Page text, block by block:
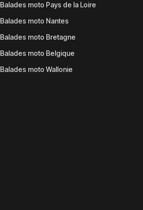
Balades moto Pays de la Loire
Balades moto Nantes
Balades moto Bretagne
Balades moto Belgique
Balades moto Wallonie